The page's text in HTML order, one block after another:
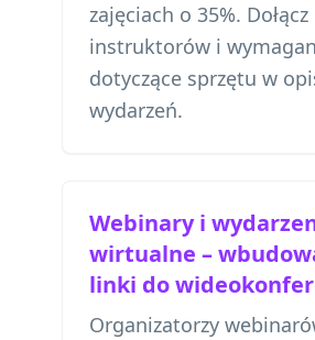
zajęciach o 35%.
instruktorów i
dotyczące sprzętu w
wydarzeń.
Webinary i
wirtualne –
linki do
Organizatorzy